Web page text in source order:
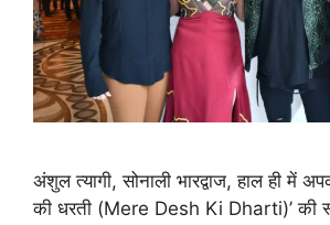
अंशुल त्यागी, सोनाली भारद्वाज, हाल ही में
की धरती (Mere Desh Ki Dharti)’ की